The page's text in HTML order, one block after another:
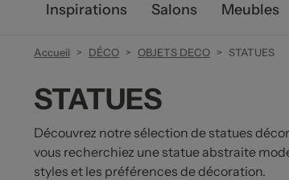
Inspirations Salons Meubles
Accueil DÉCO OBJETS DECO STATUES
STATUES
Découvrez notre sélection de statues
vous recherchiez une statue abstraite
styles et les préférences de décoration.